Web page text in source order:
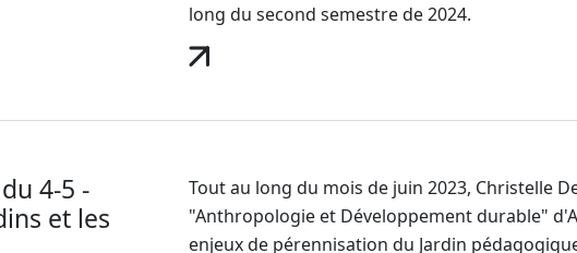
long du second semestre de 2024.
4-5 -
et les
Tout au long du mois de juin 2023, Christelle
"Anthropologie et Développement durable"
enjeux de pérennisation du Jardin